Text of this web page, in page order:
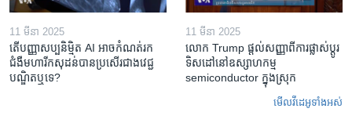
11 មីនា 2025
តើ​បញ្ញាសប្បនិម្មិត​ AI អាច​កំណត់​រក​
ជំងឺមហារីក​សុដន់​បាន​ប្រសើរ​ជាង​វេជ្ជ
បណ្ឌិត​ឬ​ទេ?
11 មីនា 2025
លោក Trump ផ្តល់សញ្ញាពីការផ្លាស់ប្តូរ
ទិសដៅនៅឧស្សាហកម្ម
semiconductor ក្នុងស្រុក
មើល​វីដេអូ​ទាំង​អស់